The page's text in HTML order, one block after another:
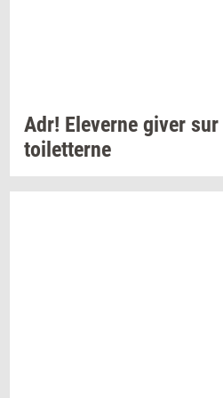
Adr! Ele­ver­ne giver sur
toilet­ter­ne